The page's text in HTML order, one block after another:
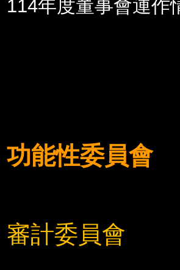
114年度董事會運
功能性委員會
審計委員會